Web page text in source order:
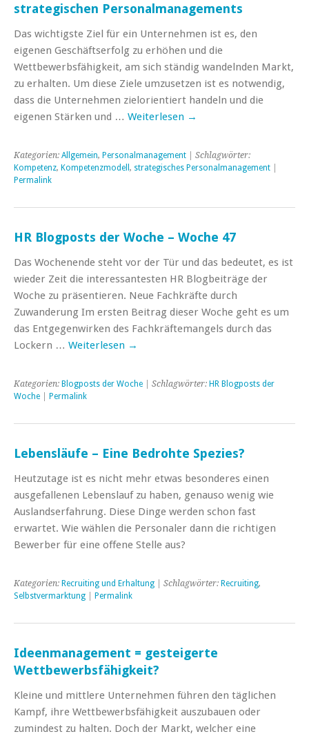
strategischen Personalmanagements
Das wichtigste Ziel für ein Unternehmen ist es, den
eigenen Geschäftserfolg zu erhöhen und die
Wettbewerbsfähigkeit, am sich ständig wandelnden Markt,
zu erhalten. Um diese Ziele umzusetzen ist es notwendig,
dass die Unternehmen zielorientiert handeln und die
eigenen Stärken und … Weiterlesen →
Kategorien: Allgemein, Personalmanagement | Schlagwörter:
Kompetenz, Kompetenzmodell , strategisches Personalmanagement
Permalink
HR Blogposts der Woche – Woche 47
Das Wochenende steht vor der Tür und das bedeutet, es ist
wieder Zeit die interessantesten HR Blogbeiträge der
Woche zu präsentieren. Neue Fachkräfte durch
Zuwanderung Im ersten Beitrag dieser Woche geht es um
das Entgegenwirken des Fachkräftemangels durch das
Lockern … Weiterlesen →
Kategorien: Blogposts der Woche | Schlagwörter: HR Blogposts der
Woche
Permalink
Lebensläufe – Eine Bedrohte Spezies?
Heutzutage ist es nicht mehr etwas besonderes einen
ausgefallenen Lebenslauf zu haben, genauso wenig wie
Auslandserfahrung. Diese Dinge werden schon fast
erwartet. Wie wählen die Personaler dann die richtigen
Bewerber für eine offene Stelle aus?
Kategorien: Recruiting und Erhaltung | Schlagwörter: Recruiting,
Selbstvermarktung
Permalink
Ideenmanagement = gesteigerte
Wettbewerbsfähigkeit?
Kleine und mittlere Unternehmen führen den täglichen
Kampf, ihre Wettbewerbsfähigkeit auszubauen oder
zumindest zu halten. Doch der Markt, welcher eine